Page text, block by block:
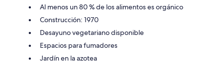
Al menos un 80 % de los alimentos es orgánico
Construcción: 1970
Desayuno vegetariano disponible
Espacios para fumadores
Jardín en la azotea